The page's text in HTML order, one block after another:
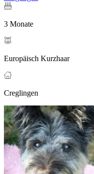
3 Monate
Europäisch Kurzhaar
Creglingen